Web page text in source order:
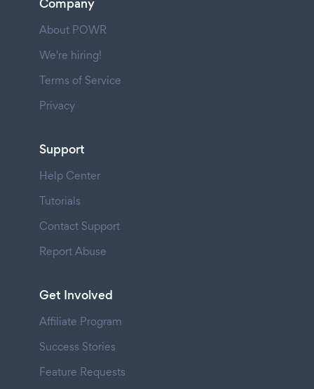
Company
About POWR
We're hiring!
Terms of Service
Privacy
Support
Help Center
Tutorials
Contact Support
Report Abuse
Get Involved
Affiliate Program
Success Stories
Feature Requests